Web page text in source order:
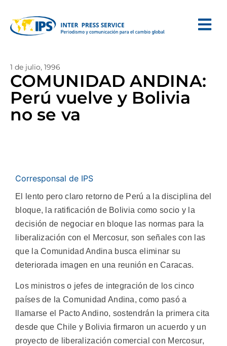
1 de julio, 1996
COMUNIDAD ANDINA:
Perú vuelve y Bolivia
no se va
Corresponsal de IPS
El lento pero claro retorno de Perú a la disciplina del
bloque, la ratificación de Bolivia como socio y la
decisión de negociar en bloque las normas para la
liberalización con el Mercosur, son señales con las
que la Comunidad Andina busca eliminar su
deteriorada imagen en una reunión en Caracas.
Los ministros o jefes de integración de los cinco
países de la Comunidad Andina, como pasó a
llamarse el Pacto Andino, sostendrán la primera cita
desde que Chile y Bolivia firmaron un acuerdo y un
proyecto de liberalización comercial con Mercosur,